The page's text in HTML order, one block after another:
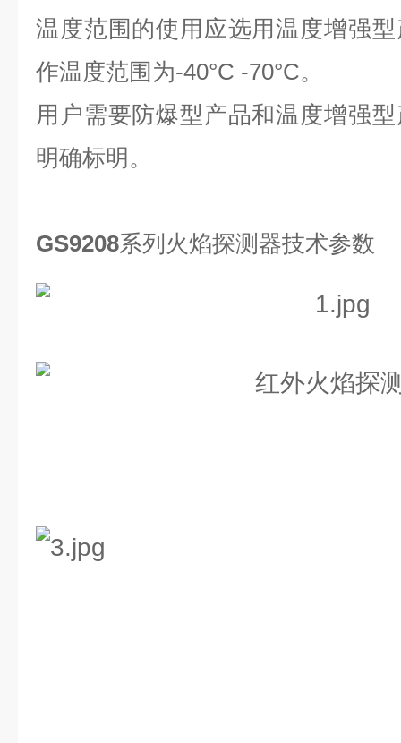
温度范围的使用应选用温度增强
作温度范围为-40°C -70°C。
用户需要防爆型产品和温度增强
明确标明。
GS9208系列火焰探测器技术参数